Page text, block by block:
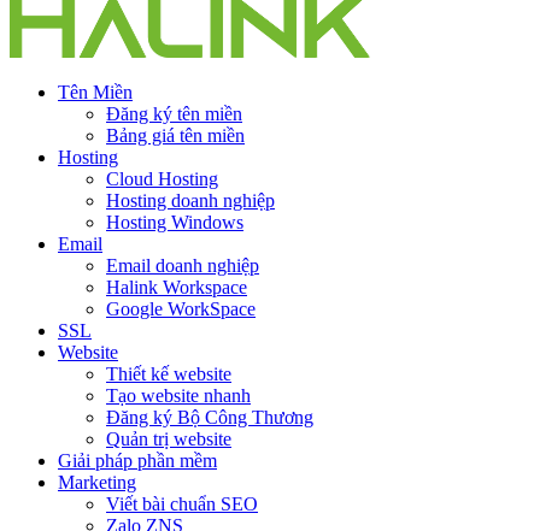
Tên Miền
Đăng ký tên miền
Bảng giá tên miền
Hosting
Cloud Hosting
Hosting doanh nghiệp
Hosting Windows
Email
Email doanh nghiệp
Halink Workspace
Google WorkSpace
SSL
Website
Thiết kế website
Tạo website nhanh
Đăng ký Bộ Công Thương
Quản trị website
Giải pháp phần mềm
Marketing
Viết bài chuẩn SEO
Zalo ZNS